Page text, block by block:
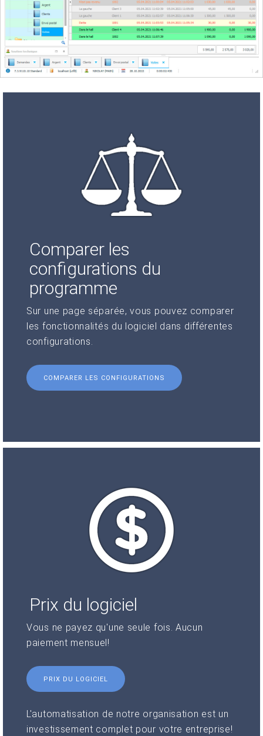
Comparer les
configurations du
programme
Sur une page séparée, vous pouvez comparer
les fonctionnalités du logiciel dans différentes
configurations.
COMPARER LES CONFIGURATIONS
Prix du logiciel
Vous ne payez qu'une seule fois. Aucun
paiement mensuel!
PRIX DU LOGICIEL
L'automatisation de notre organisation est un
investissement complet pour votre entreprise!